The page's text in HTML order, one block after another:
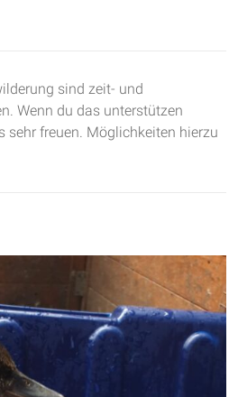
sind zeit- und
Wenn du das unterstützen
sehr freuen. Möglichkeiten hierzu